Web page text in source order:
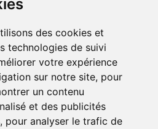
des cookies et
technologies de suivi
votre expérience
sur notre site, pour
un contenu
et des publicités
pour analyser le trafic de